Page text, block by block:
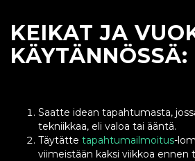
KEIKAT JA
KÄYTÄNNÖSSÄ:
Saatte idean tapahtumasta,
tekniikkaa, eli valoa tai ääntä.
Täytätte tapahtumailmoitus-
viimeistään kaksi viikkoa ennen